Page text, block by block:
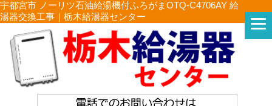
宇都宮市 ノーリツ石油給湯機付ふろがまOTQ-C4706AY 給
湯器交換工事｜栃木給湯器センター